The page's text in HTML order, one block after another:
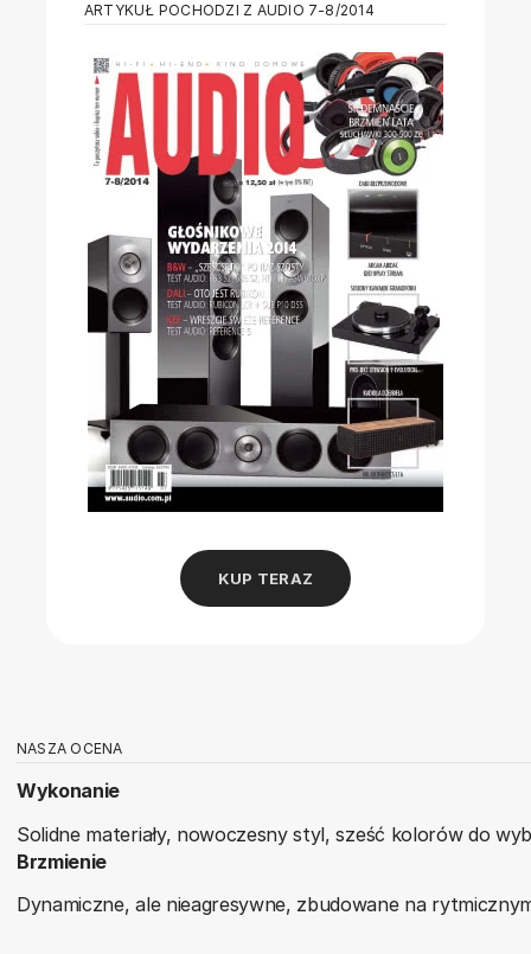
ARTYKUŁ POCHODZI Z AUDIO 7-8/2014
KUP TERAZ
NASZA OCENA
Wykonanie
Solidne materiały, nowoczesny styl, sześć kolorów do
Brzmienie
Dynamiczne, ale nieagresywne, zbudowane na